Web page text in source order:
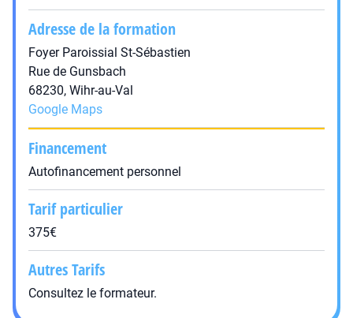
Adresse de la formation
Foyer Paroissial St-Sébastien
Rue de Gunsbach
68230, Wihr-au-Val
Google Maps
Financement
Autofinancement personnel
Tarif particulier
375€
Autres Tarifs
Consultez le formateur.